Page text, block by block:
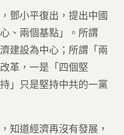
鄧小平復出，提出中國
、兩個基點」。所謂
建設為中心；所謂「兩
革，一是「四個堅
」只是堅持中共的一黨
知道經濟再沒有發展，